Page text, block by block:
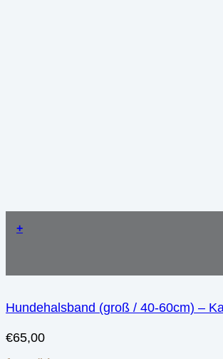
+
Hundehalsband (groß / 40-60cm) –
€65,00